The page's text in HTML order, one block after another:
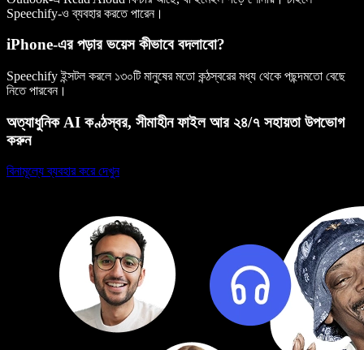
Speechify-ও ব্যবহার করতে পারেন।
iPhone-এর পড়ার ভয়েস কীভাবে বদলাবো?
Speechify ইন্সটল করলে ১৩০টি মানুষের মতো কন্ঠস্বরের মধ্য থেকে পছন্দমতো বেছে
নিতে পারবেন।
অত্যাধুনিক AI কণ্ঠস্বর, সীমাহীন ফাইল আর ২৪/৭ সহায়তা উপভোগ
করুন
বিনামূল্যে ব্যবহার করে দেখুন